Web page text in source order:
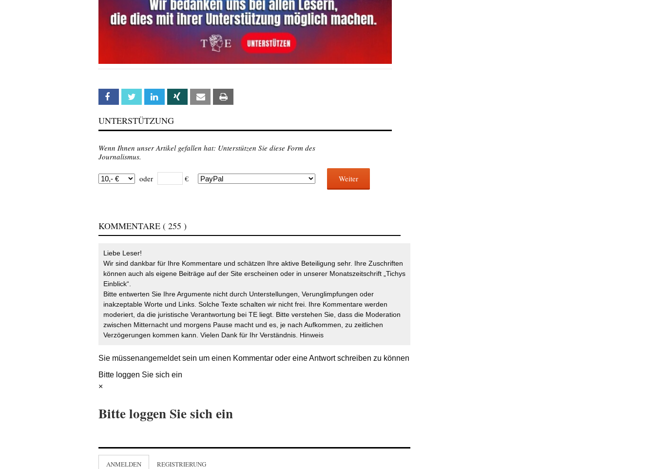
Facebook Twitter Linkedin Xing Email
UNTERSTÜTZUNG
Wenn Ihnen unser Artikel gefallen hat: Unterstützen Sie diese Form des
Journalismus.
oder € Weiter
KOMMENTARE ( 255 )
Liebe Leser!
Wir sind dankbar für Ihre Kommentare und schätzen Ihre aktive Beteiligung sehr. Ihre Zuschriften
können auch als eigene Beiträge auf der Site erscheinen oder in unserer Monatszeitschrift „Tichys
Einblick“.
Bitte entwerten Sie Ihre Argumente nicht durch Unterstellungen, Verunglimpfungen oder
inakzeptable Worte und Links. Solche Texte schalten wir nicht frei. Ihre Kommentare werden
moderiert, da die juristische Verantwortung bei TE liegt. Bitte verstehen Sie, dass die Moderation
zwischen Mitternacht und morgens Pause macht und es, je nach Aufkommen, zu zeitlichen
Verzögerungen kommen kann. Vielen Dank für Ihr Verständnis. Hinweis
Sie müssenangemeldetsein um einen Kommentar oder eine Antwort schreiben zu können
Bitte loggen Sie sich ein
×
Bitte loggen Sie sich ein
ANMELDEN REGISTRIERUNG